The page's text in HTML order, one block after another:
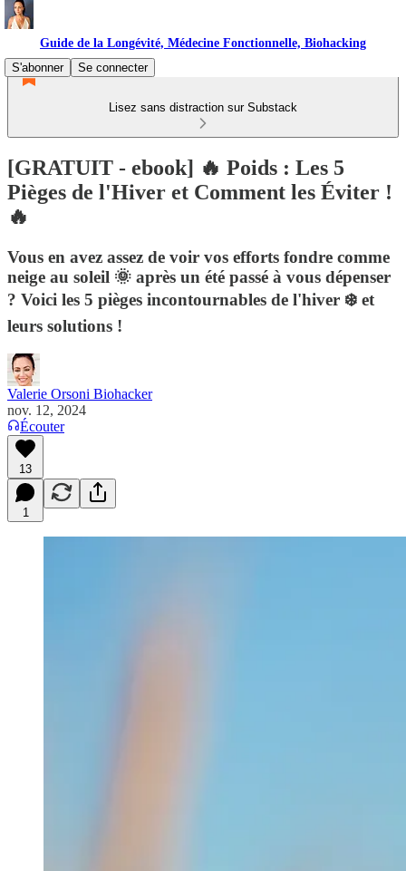
Guide de la Longévité, Médecine Fonctionnelle, Biohacking
S'abonner
Se connecter
Lisez sans distraction sur Substack
[GRATUIT - ebook] 🔥 Poids : Les 5
Pièges de l'Hiver et Comment les Éviter !
🔥
Vous en avez assez de voir vos efforts fondre comme
neige au soleil 🌞 après un été passé à vous dépenser
? Voici les 5 pièges incontournables de l'hiver ❄️ et
leurs solutions !
Valerie Orsoni Biohacker
nov. 12, 2024
Écouter
13
1